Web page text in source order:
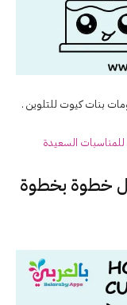
بنات كيوت للتلوين .
للمناسبات السعيدة
خطوة بخطوة